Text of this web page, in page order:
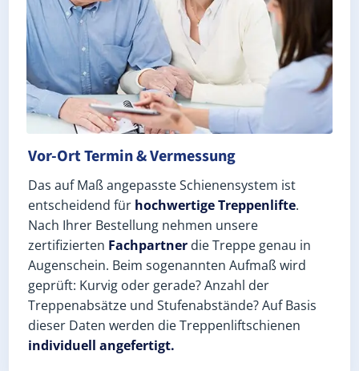
Vor-Ort Termin & Vermessung
Das auf Maß angepasste Schienensystem ist
entscheidend für hochwertige Treppenlifte.
Nach Ihrer Bestellung nehmen unsere
zertifizierten Fachpartner die Treppe genau in
Augenschein. Beim sogenannten Aufmaß wird
geprüft: Kurvig oder gerade? Anzahl der
Treppenabsätze und Stufenabstände? Auf Basis
dieser Daten werden die Treppenliftschienen
individuell angefertigt.